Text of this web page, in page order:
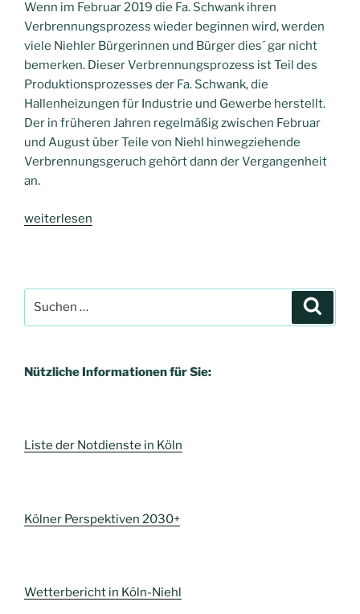
Wenn im Februar 2019 die Fa. Schwank ihren
Verbrennungsprozess wieder beginnen wird, werden
viele Niehler Bürgerinnen und Bürger dies´ gar nicht
bemerken. Dieser Verbrennungsprozess ist Teil des
Produktionsprozesses der Fa. Schwank, die
Hallenheizungen für Industrie und Gewerbe herstellt.
Der in früheren Jahren regelmäßig zwischen Februar
und August über Teile von Niehl hinwegziehende
Verbrennungsgeruch gehört dann der Vergangenheit
an.
„Luftqualität“
weiterlesen
nach:
Nützliche Informationen für Sie:
Liste der Notdienste in Köln
Kölner Perspektiven 2030+
Wetterbericht in Köln-Niehl